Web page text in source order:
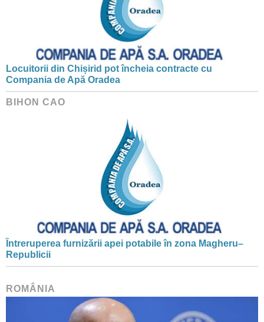
Locuitorii din Chișirid pot încheia contracte cu
Compania de Apă Oradea
BIHON CAO
Întreruperea furnizării apei potabile în zona Magheru–
Republicii
ROMÂNIA